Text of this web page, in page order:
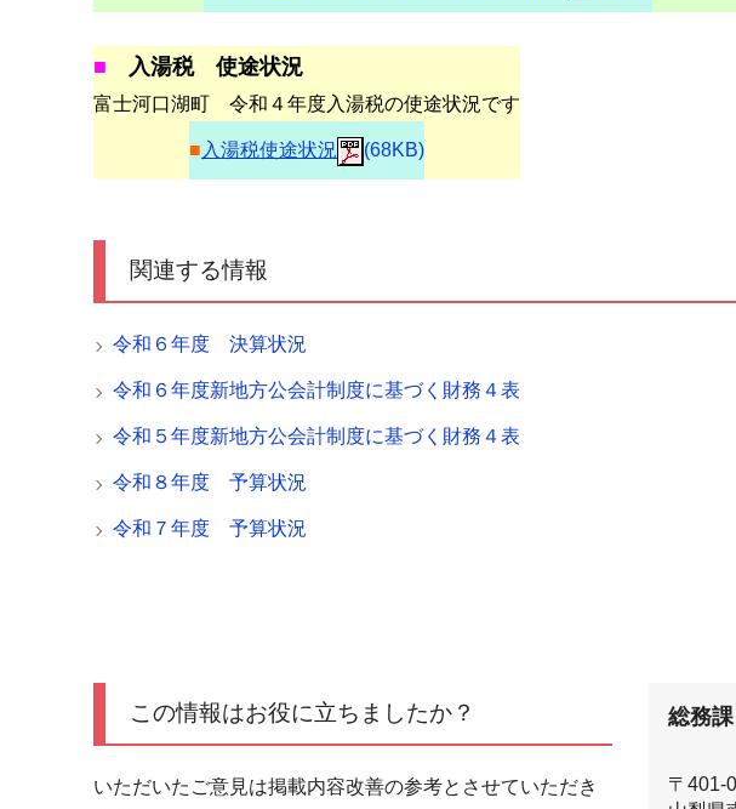
■ 入湯税 使途状況
富士河口湖町 令和４年度入湯税の使途状況です
■ 入湯税使途状況 (68KB)
関連する情報
令和６年度 決算状況
令和６年度新地方公会計制度に基づく財務４表
令和５年度新地方公会計制度に基づく財務４表
令和８年度 予算状況
令和７年度 予算状況
この情報はお役に立ちましたか？
いただいたご意見は掲載内容改善の参考とさせていただき
総務課
〒401-